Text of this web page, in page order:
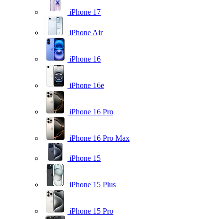
iPhone 17
iPhone Air
iPhone 16
iPhone 16e
iPhone 16 Pro
iPhone 16 Pro Max
iPhone 15
iPhone 15 Plus
iPhone 15 Pro